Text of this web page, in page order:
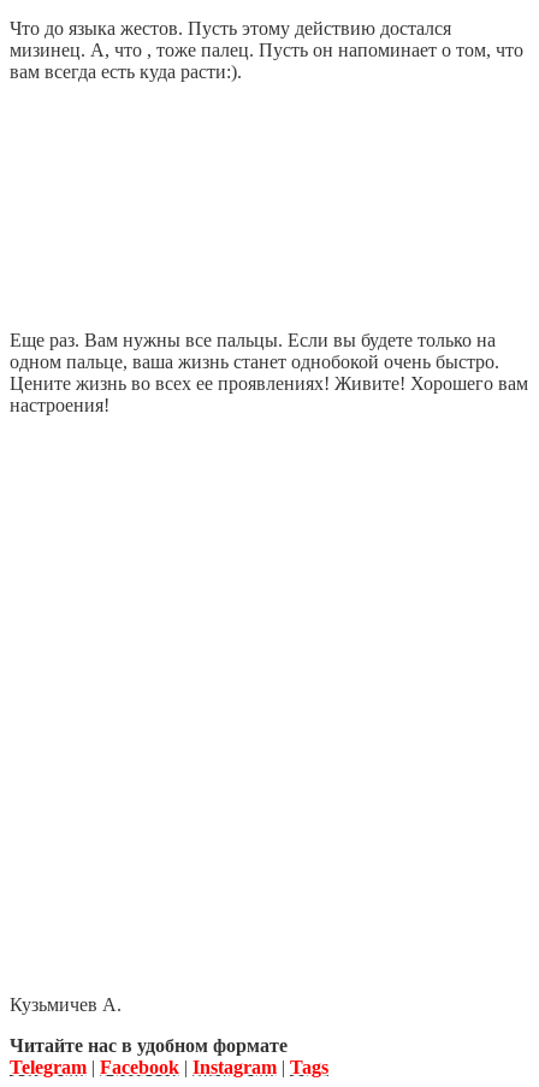
Что до языка жестов. Пусть этому действию достался
мизинец. А, что , тоже палец. Пусть он напоминает о том, что
вам всегда есть куда расти:).
Еще раз. Вам нужны все пальцы. Если вы будете только на
одном пальце, ваша жизнь станет однобокой очень быстро.
Цените жизнь во всех ее проявлениях! Живите! Хорошего вам
настроения!
Кузьмичев А.
Читайте нас в удобном формате
Telegram | Facebook | Instagram | Tags